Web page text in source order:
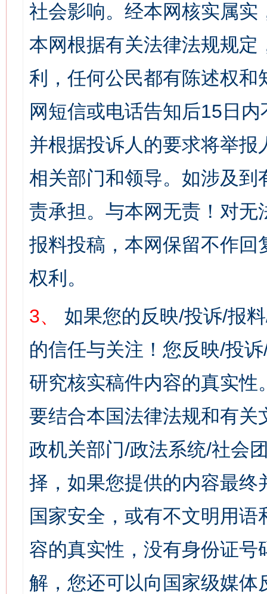
社会影响。经本网核实属
本网根据有关法律法规规
利，任何公民都有陈述权
网短信或电话告知后15日
并根据投诉人的要求将举
相关部门和领导。如涉及
责承担。与本网无责！对
报料投稿，本网保留不作
权利。
3、
如果您的反映/投诉/报
的信任与关注！您反映/投
研究核实稿件内容的真实
要结合本国法律法规和有关
政机关部门/政法系统/社会
择，如果您提供的内容最
国家安全，或有不文明用
容的真实性，没有身份证
解，您还可以向国家级媒